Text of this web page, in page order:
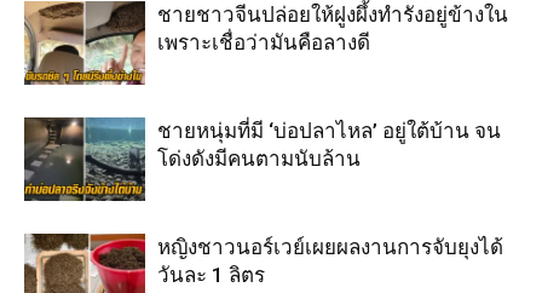
ชายชาวจีนปล่อยให้ฝูงผึ้งทำรังอยู่ข้างใน
เพราะเชื่อว่ามันคือลางดี
ชายหนุ่มที่มี ‘บ่อปลาไหล’ อยู่ใต้บ้าน จน
โด่งดังมีคนตามนับล้าน
หญิงชาวนอร์เวย์เผยผลงานการจับยุงได้
วันละ 1 ลิตร